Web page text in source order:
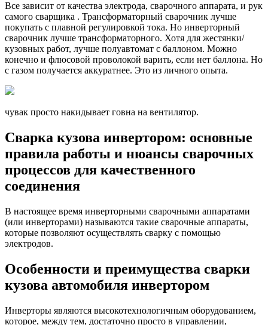
Все зависит от качества электрода, сварочного аппарата, и рук
самого сварщика . Трансформаторный сварочник лучше
покупать с плавной регулировкой тока. Но инверторный
сварочник лучше трансформаторного. Хотя для жестянки/
кузовных работ, лучше полуавтомат с баллоном. Можно
конечно и флюсовой проволокой варить, если нет баллона. Но
с газом получается аккуратнее. Это из личного опыта.
чувак просто накидывает говна на вентилятор.
Сварка кузова инвертором: основные
правила работы и нюансы сварочных
процессов для качественного
соединения
В настоящее время инверторными сварочными аппаратами
(или инверторами) называются такие сварочные аппараты,
которые позволяют осуществлять сварку с помощью
электродов.
Особенности и преимущества сварки
кузова автомобиля инвертором
Инверторы являются высокотехнологичным оборудованием,
которое, между тем, достаточно просто в управлении,